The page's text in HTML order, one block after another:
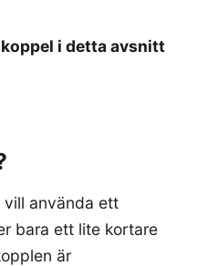
i detta avsnitt
använda ett
bara ett lite kortare
är